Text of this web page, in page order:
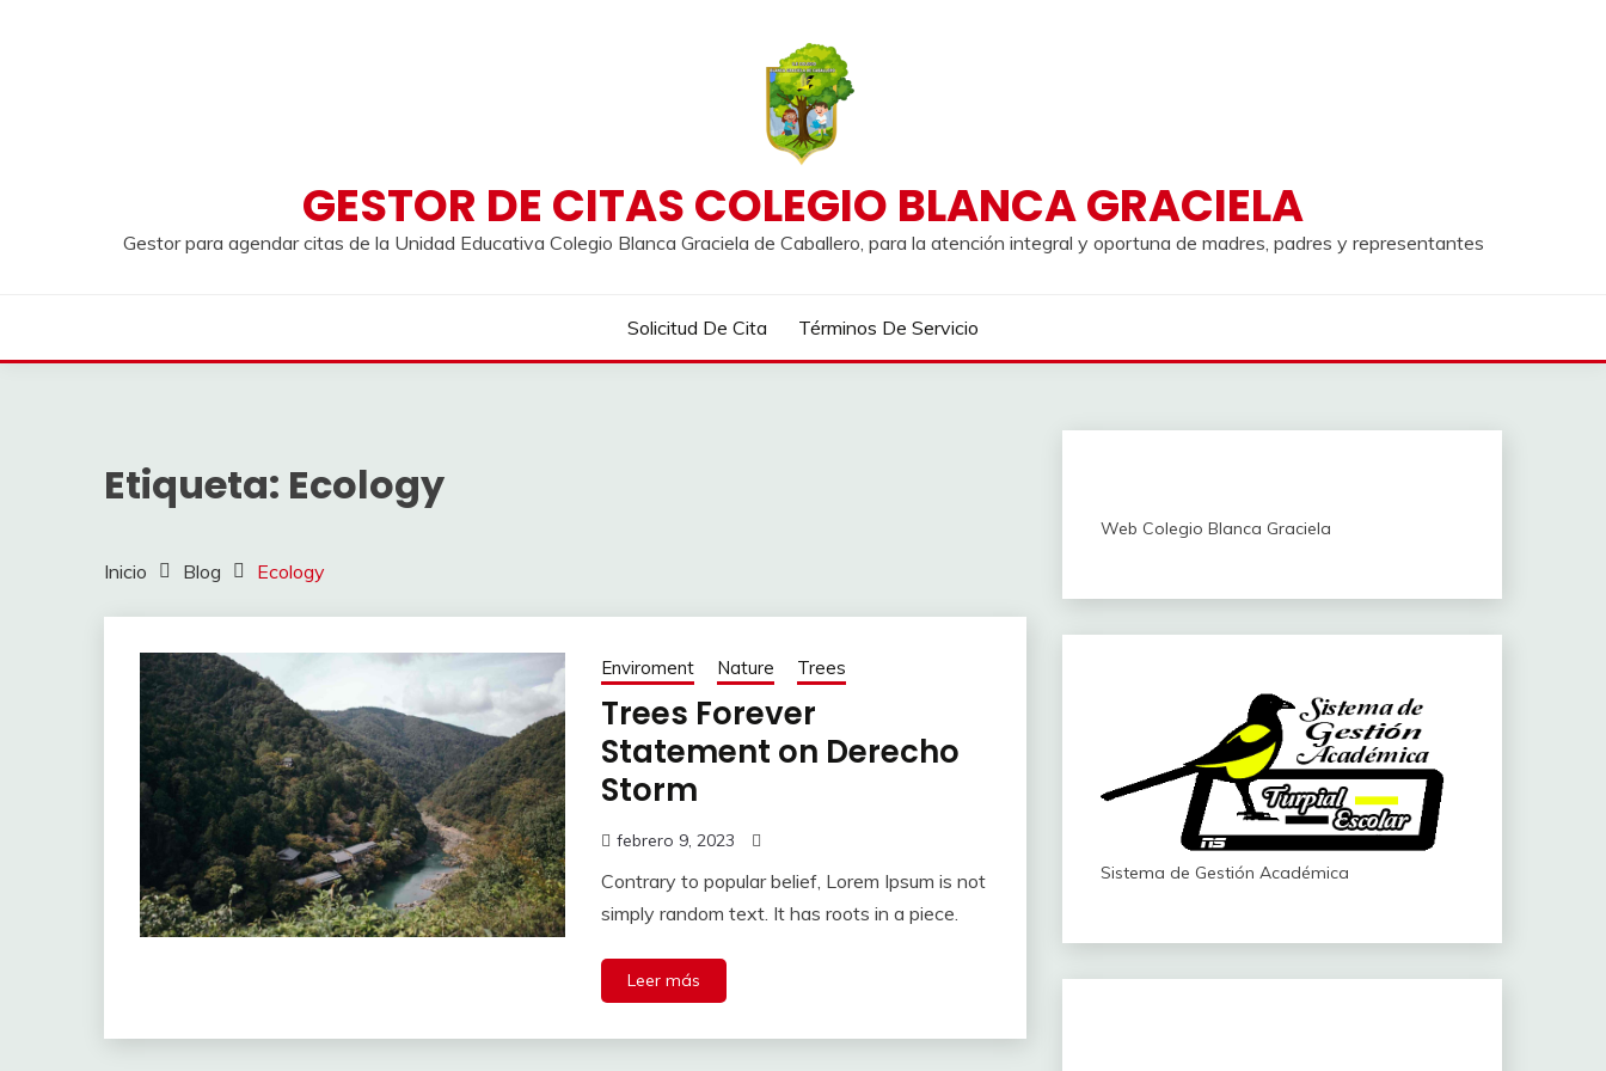
GESTOR DE CITAS COLEGIO BLANCA GRACIELA
Gestor para agendar citas de la Unidad Educativa Colegio Blanca Graciela de Caballero, para la atención integral y oportuna de madres, padres y representantes
Solicitud De Cita Términos De Servicio
Etiqueta: Ecology
Inicio Blog Ecology
Enviroment Nature Trees
Trees Forever
Statement on Derecho
Storm
febrero 9, 2023
Contrary to popular belief, Lorem Ipsum is not
simply random text. It has roots in a piece.
Leer más
Web Colegio Blanca Graciela
Sistema de Gestión Académica